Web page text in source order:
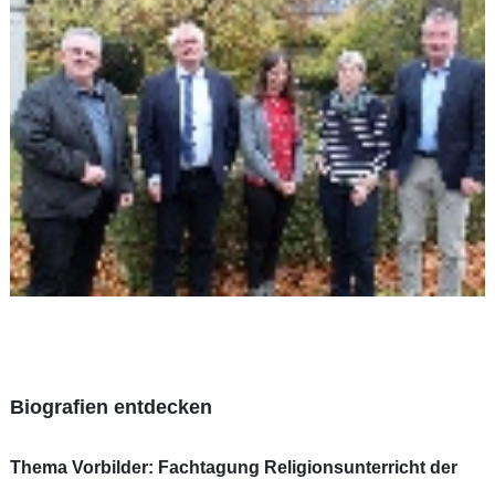
Biografien entdecken
Thema Vorbilder: Fachtagung Religionsunterricht der